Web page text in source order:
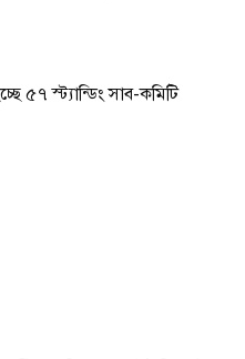
৫৭ স্ট্যান্ডিং সাব-কমিটি